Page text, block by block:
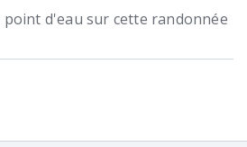
point d'eau sur cette randonnée